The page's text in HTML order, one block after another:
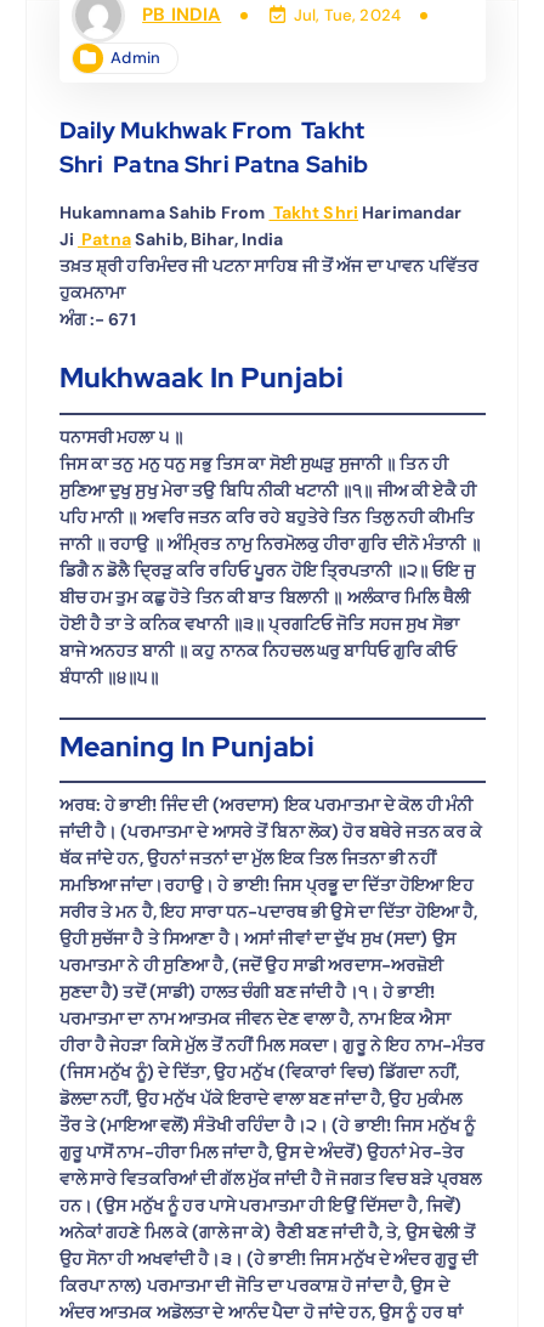
PB INDIA Jul, Tue, 2024
Admin
Daily Mukhwak From Takht
Shri Patna Shri Patna Sahib
Hukamnama Sahib From Takht Shri Harimandar
Ji PatnaSahib, Bihar, India
ਤਖ਼ਤ ਸ਼੍ਰੀ ਹਰਿਮੰਦਰ ਜੀ ਪਟਨਾ ਸਾਹਿਬ ਜੀ ਤੋਂ ਅੱਜ ਦਾ ਪਾਵਨ ਪਵਿੱਤਰ
ਹੁਕਮਨਾਮਾ
ਅੰਗ :- 671
Mukhwaak In Punjabi
ਧਨਾਸਰੀ ਮਹਲਾ ੫ ॥
ਜਿਸ ਕਾ ਤਨੁ ਮਨੁ ਧਨੁ ਸਭੁ ਤਿਸ ਕਾ ਸੋਈ ਸੁਘੜੁ ਸੁਜਾਨੀ ॥ ਤਿਨ ਹੀ
ਸੁਣਿਆ ਦੁਖੁ ਸੁਖੁ ਮੇਰਾ ਤਉ ਬਿਧਿ ਨੀਕੀ ਖਟਾਨੀ ॥੧॥ ਜੀਅ ਕੀ ਏਕੈ ਹੀ
ਪਹਿ ਮਾਨੀ ॥ ਅਵਰਿ ਜਤਨ ਕਰਿ ਰਹੇ ਬਹੁਤੇਰੇ ਤਿਨ ਤਿਲੁ ਨਹੀ ਕੀਮਤਿ
ਜਾਨੀ ॥ ਰਹਾਉ ॥ ਅੰਮ੍ਰਿਤ ਨਾਮੁ ਨਿਰਮੋਲਕੁ ਹੀਰਾ ਗੁਰਿ ਦੀਨੋ ਮੰਤਾਨੀ ॥
ਡਿਗੈ ਨ ਡੋਲੈ ਦ੍ਰਿੜੁ ਕਰਿ ਰਹਿਓ ਪੂਰਨ ਹੋਇ ਤ੍ਰਿਪਤਾਨੀ ॥੨॥ ਓਇ ਜੁ
ਬੀਚ ਹਮ ਤੁਮ ਕਛੁ ਹੋਤੇ ਤਿਨ ਕੀ ਬਾਤ ਬਿਲਾਨੀ ॥ ਅਲੰਕਾਰ ਮਿਲਿ ਥੈਲੀ
ਹੋਈ ਹੈ ਤਾ ਤੇ ਕਨਿਕ ਵਖਾਨੀ ॥੩॥ ਪ੍ਰਗਟਿਓ ਜੋਤਿ ਸਹਜ ਸੁਖ ਸੋਭਾ
ਬਾਜੇ ਅਨਹਤ ਬਾਨੀ ॥ ਕਹੁ ਨਾਨਕ ਨਿਹਚਲ ਘਰੁ ਬਾਧਿਓ ਗੁਰਿ ਕੀਓ
ਬੰਧਾਨੀ ॥੪॥੫॥
Meaning In Punjabi
ਅਰਥ: ਹੇ ਭਾਈ! ਜਿੰਦ ਦੀ (ਅਰਦਾਸ) ਇਕ ਪਰਮਾਤਮਾ ਦੇ ਕੋਲ ਹੀ ਮੰਨੀ
ਜਾਂਦੀ ਹੈ। (ਪਰਮਾਤਮਾ ਦੇ ਆਸਰੇ ਤੋਂ ਬਿਨਾ ਲੋਕ) ਹੋਰ ਬਥੇਰੇ ਜਤਨ ਕਰ ਕੇ
ਥੱਕ ਜਾਂਦੇ ਹਨ, ਉਹਨਾਂ ਜਤਨਾਂ ਦਾ ਮੁੱਲ ਇਕ ਤਿਲ ਜਿਤਨਾ ਭੀ ਨਹੀਂ
ਸਮਝਿਆ ਜਾਂਦਾ।ਰਹਾਉ। ਹੇ ਭਾਈ! ਜਿਸ ਪ੍ਰਭੂ ਦਾ ਦਿੱਤਾ ਹੋਇਆ ਇਹ
ਸਰੀਰ ਤੇ ਮਨ ਹੈ, ਇਹ ਸਾਰਾ ਧਨ-ਪਦਾਰਥ ਭੀ ਉਸੇ ਦਾ ਦਿੱਤਾ ਹੋਇਆ ਹੈ,
ਉਹੀ ਸੁਚੱਜਾ ਹੈ ਤੇ ਸਿਆਣਾ ਹੈ। ਅਸਾਂ ਜੀਵਾਂ ਦਾ ਦੁੱਖ ਸੁਖ (ਸਦਾ) ਉਸ
ਪਰਮਾਤਮਾ ਨੇ ਹੀ ਸੁਣਿਆ ਹੈ, (ਜਦੋਂ ਉਹ ਸਾਡੀ ਅਰਦਾਸ-ਅਰਜ਼ੋਈ
ਸੁਣਦਾ ਹੈ) ਤਦੋਂ (ਸਾਡੀ) ਹਾਲਤ ਚੰਗੀ ਬਣ ਜਾਂਦੀ ਹੈ।੧। ਹੇ ਭਾਈ!
ਪਰਮਾਤਮਾ ਦਾ ਨਾਮ ਆਤਮਕ ਜੀਵਨ ਦੇਣ ਵਾਲਾ ਹੈ, ਨਾਮ ਇਕ ਐਸਾ
ਹੀਰਾ ਹੈ ਜੇਹੜਾ ਕਿਸੇ ਮੁੱਲ ਤੋਂ ਨਹੀਂ ਮਿਲ ਸਕਦਾ। ਗੁਰੂ ਨੇ ਇਹ ਨਾਮ-ਮੰਤਰ
(ਜਿਸ ਮਨੁੱਖ ਨੂੰ) ਦੇ ਦਿੱਤਾ, ਉਹ ਮਨੁੱਖ (ਵਿਕਾਰਾਂ ਵਿਚ) ਡਿੱਗਦਾ ਨਹੀਂ,
ਡੋਲਦਾ ਨਹੀਂ, ਉਹ ਮਨੁੱਖ ਪੱਕੇ ਇਰਾਦੇ ਵਾਲਾ ਬਣ ਜਾਂਦਾ ਹੈ, ਉਹ ਮੁਕੰਮਲ
ਤੌਰ ਤੇ (ਮਾਇਆ ਵਲੋਂ) ਸੰਤੋਖੀ ਰਹਿੰਦਾ ਹੈ।੨। (ਹੇ ਭਾਈ! ਜਿਸ ਮਨੁੱਖ ਨੂੰ
ਗੁਰੂ ਪਾਸੋਂ ਨਾਮ-ਹੀਰਾ ਮਿਲ ਜਾਂਦਾ ਹੈ, ਉਸ ਦੇ ਅੰਦਰੋਂ) ਉਹਨਾਂ ਮੇਰ-ਤੇਰ
ਵਾਲੇ ਸਾਰੇ ਵਿਤਕਰਿਆਂ ਦੀ ਗੱਲ ਮੁੱਕ ਜਾਂਦੀ ਹੈ ਜੋ ਜਗਤ ਵਿਚ ਬੜੇ ਪ੍ਰਬਲ
ਹਨ। (ਉਸ ਮਨੁੱਖ ਨੂੰ ਹਰ ਪਾਸੇ ਪਰਮਾਤਮਾ ਹੀ ਇਉਂ ਦਿੱਸਦਾ ਹੈ, ਜਿਵੇਂ)
ਅਨੇਕਾਂ ਗਹਣੇ ਮਿਲ ਕੇ (ਗਾਲੇ ਜਾ ਕੇ) ਰੈਣੀ ਬਣ ਜਾਂਦੀ ਹੈ, ਤੇ, ਉਸ ਢੇਲੀ ਤੋਂ
ਉਹ ਸੋਨਾ ਹੀ ਅਖਵਾਂਦੀ ਹੈ।੩। (ਹੇ ਭਾਈ! ਜਿਸ ਮਨੁੱਖ ਦੇ ਅੰਦਰ ਗੁਰੂ ਦੀ
ਕਿਰਪਾ ਨਾਲ) ਪਰਮਾਤਮਾ ਦੀ ਜੋਤਿ ਦਾ ਪਰਕਾਸ਼ ਹੋ ਜਾਂਦਾ ਹੈ, ਉਸ ਦੇ
ਅੰਦਰ ਆਤਮਕ ਅਡੋਲਤਾ ਦੇ ਆਨੰਦ ਪੈਦਾ ਹੋ ਜਾਂਦੇ ਹਨ, ਉਸ ਨੂੰ ਹਰ ਥਾਂ